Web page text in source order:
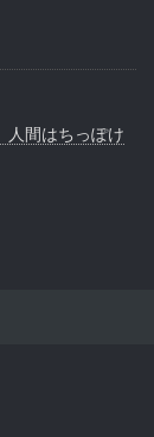
人間はちっぽけ